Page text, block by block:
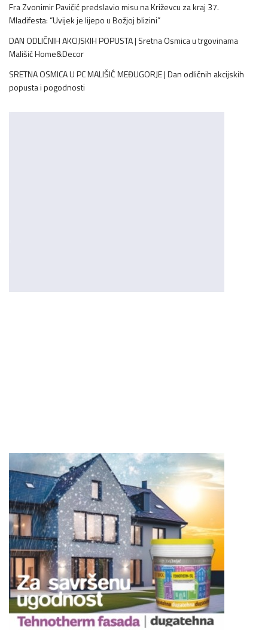
Fra Zvonimir Pavičić predslavio misu na Križevcu za kraj 37.
Mladifesta: “Uvijek je lijepo u Božjoj blizini”
DAN ODLIČNIH AKCIJSKIH POPUSTA | Sretna Osmica u trgovinama
Mališić Home&Decor
SRETNA OSMICA U PC MALIŠIĆ MEĐUGORJE | Dan odličnih akcijskih
popusta i pogodnosti